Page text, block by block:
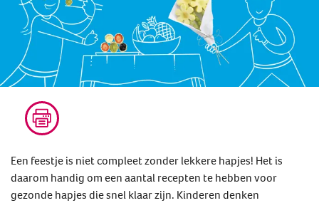
Een feestje is niet compleet zonder lekkere hapjes! Het is
daarom handig om een aantal recepten te hebben voor
gezonde hapjes die snel klaar zijn. Kinderen denken